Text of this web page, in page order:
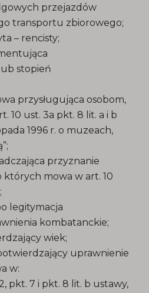
przejazdów
transportu zbiorowego;
– rencisty;
stopień
przysługująca osobom,
10 ust. 3a pkt. 8 lit. a i b
1996 r. o muzeach,
przyznanie
których mowa w art. 10
legitymacja
kombatanckie;
wiek;
uprawnienie
w:
pkt. 7 i pkt. 8 lit. b ustawy,